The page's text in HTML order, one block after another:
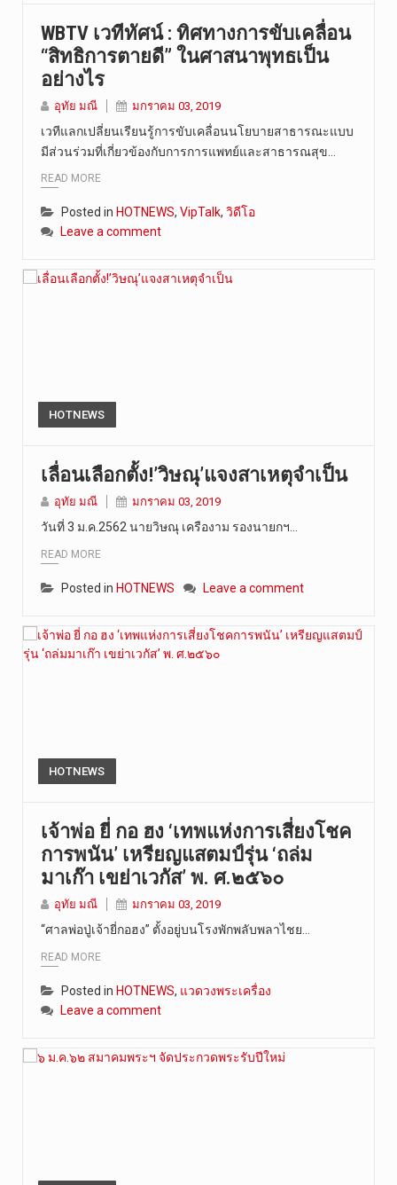
WBTV เวทีทัศน์ : ทิศทางการขับเคลื่อน
“สิทธิการตายดี” ในศาสนาพุทธเป็น
อย่างไร
อุทัย มณี มกราคม 03, 2019
เวทีแลกเปลี่ยนเรียนรู้การขับเคลื่อนนโยบายสาธารณะแบบ
มีส่วนร่วมที่เกี่ยวข้องกับการการแพทย์และสาธารณสุข…
READ MORE
Posted in HOTNEWS, VipTalk, วิดีโอ
Leave a comment
HOTNEWS
เลื่อนเลือกตั้ง!’วิษณุ’แจงสาเหตุจำเป็น
อุทัย มณี มกราคม 03, 2019
วันที่ 3 ม.ค.2562 นายวิษณุ เครืองาม รองนายกฯ…
READ MORE
Posted in HOTNEWS Leave a comment
HOTNEWS
เจ้าพ่อ ยี่ กอ ฮง ‘เทพแห่งการเสี่ยงโชค
การพนัน’ เหรียญแสตมป์รุ่น ‘ถล่ม
มาเก๊า เขย่าเวกัส’ พ. ศ.๒๕๖๐
อุทัย มณี มกราคม 03, 2019
“ศาลพ่อปู่เจ้ายี่กอฮง” ตั้งอยู่บนโรงพักพลับพลาไชย…
READ MORE
Posted in HOTNEWS, แวดวงพระเครื่อง
Leave a comment